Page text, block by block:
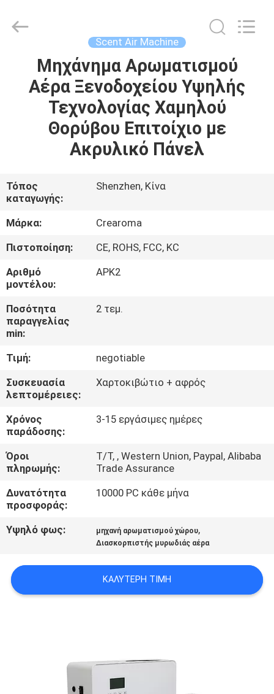
ΣΠΊΤΙ
ΠΡΟΪΌΝΤΑ
ΕΜΦΆΝΙΣΗ
VR
ΠΕΡΊΠΟΥ
ΕΜΕΊΣ
ΓΎΡΟΣ
ΕΡΓΟΣΤΑΣΊΩΝ
ΠΟΙΟΤΙΚΌΣ
ΈΛΕΓΧΟΣ
ΜΑΣ
ΕΛΆΤΕ
ΣΕ
ΕΠΑΦΉ
ΜΕ
ΖΗΤΉΣΤΕ
SITEMAP
Market.
Scent Air Machine
Μηχάνημα Αρωματισμού
Αέρα Ξενοδοχείου Υψηλής
Τεχνολογίας Χαμηλού
Θορύβου Επιτοίχιο με
Ακρυλικό Πάνελ
Τόπος
καταγωγής:
Shenzhen, Κίνα
Μάρκα:
Crearoma
Πιστοποίηση:
CE, ROHS, FCC, KC
Αριθμό
μοντέλου:
ΑΡΚ2
Ποσότητα
παραγγελίας
min:
2 τεμ.
Τιμή:
negotiable
Συσκευασία
λεπτομέρειες:
Χαρτοκιβώτιο + αφρός
Χρόνος
παράδοσης:
3-15 εργάσιμες ημέρες
Όροι
πληρωμής:
T/T, , Western Union, Paypal, Alibaba
Trade Assurance
Δυνατότητα
προσφοράς:
10000 PC κάθε μήνα
Υψηλό φως: μηχανή αρωματισμού χώρου,
Διασκορπιστής μυρωδιάς αέρα
ΚΑΛΎΤΕΡΗ ΤΙΜΉ